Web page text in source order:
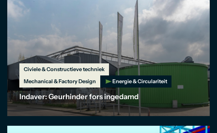
Civiele & Constructieve techniek
Mechanical & Factory Design
Energie & Circulariteit
Indaver: Geurhinder fors ingedamd